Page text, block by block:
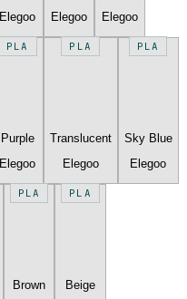
Elegoo
Elegoo
Elegoo
PLA
Purple
Elegoo
PLA
Translucent
Elegoo
PLA
Sky Blue
Elegoo
PLA
Brown
PLA
Beige